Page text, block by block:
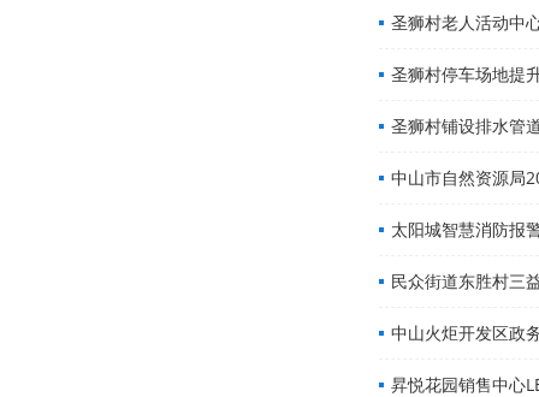
圣狮村老人活动中
圣狮村停车场地提
圣狮村铺设排水管
中山市自然资源局
太阳城智慧消防报
民众街道东胜村三
中山火炬开发区政
昇悦花园销售中心